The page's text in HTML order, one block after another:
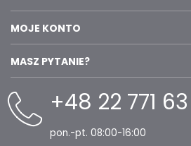
MOJE KONTO
MASZ PYTANIE?
+48 22 771
pon.-pt. 08:00-16:00